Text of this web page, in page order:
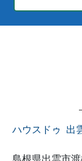
ハウスドゥ 出
島根県出雲市